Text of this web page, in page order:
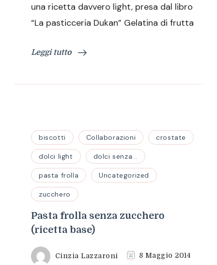
una ricetta davvero light, presa dal libro
“La pasticceria Dukan” Gelatina di frutta
Leggi tutto
biscotti Collaborazioni crostate
dolci light dolci senza...
pasta frolla Uncategorized
zucchero
Pasta frolla senza zucchero
(ricetta base)
Cinzia Lazzaroni 8 Maggio 2014